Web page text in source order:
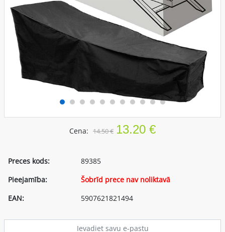
Cena: 14.50 € 13.20 €
Preces kods:
89385
Pieejamība:
Šobrīd prece nav noliktavā
EAN:
5907621821494